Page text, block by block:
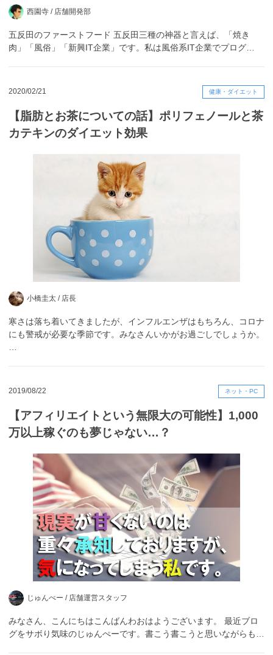
西園寺 / 店舗開発部
五反田のファーストフード 五反田三種の神器と言えば、「焼き
肉」「風俗」「新興IT企業」です。私は風俗系IT企業でプログ…
2020/02/21 健康・ダイエット
【脂肪とお茶についての話】ポリフェノールと茶
カテキンのダイエット効果
小橋圭太 / 店長
寒さは落ち着いてきましたが、インフルエンザはもちろん、コロナ
にも警戒が必要な季節です。みなさんいかがお過ごしでしょうか。
2019/08/22 ネット・PC
【アフィリエイトという無限大の可能性】1,000
万以上稼ぐのも夢じゃない…？
じゅんぺー / 店舗運営スタッフ
みなさん、こんにちはこんばんわおはようございます。 最近ブロ
グをサボり気味のじゅんぺーです。書こう書こうと思いながらも…